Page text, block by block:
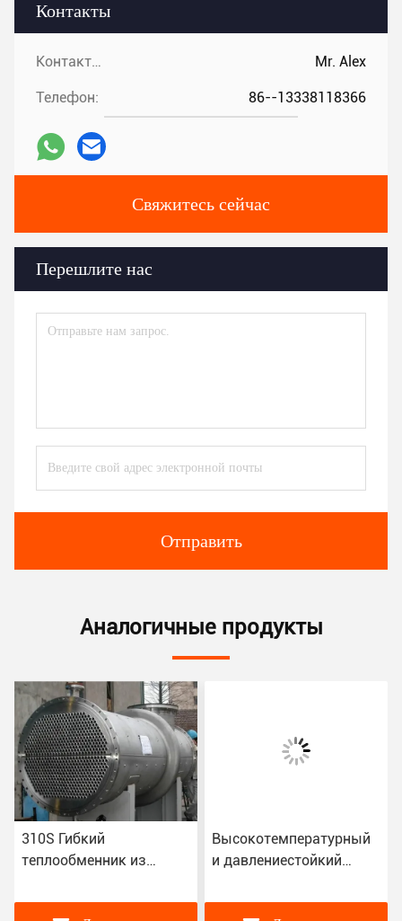
Контакты
Контакты: Mr. Alex
Телефон: 86--13338118366
Свяжитесь сейчас
Перешлите нас
Отправить
Аналогичные продукты
310S Гибкий
теплообменник из
всех процессов
Высокотемпературный
и давлениестойкий
химического